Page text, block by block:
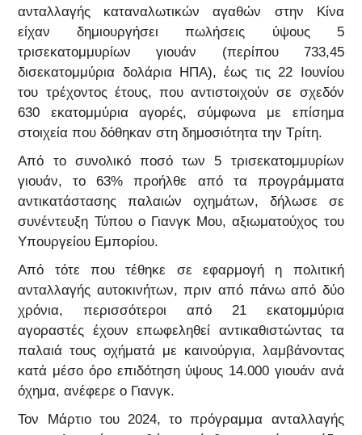
ανταλλαγής καταναλωτικών αγαθών στην Κίνα
είχαν δημιουργήσει πωλήσεις ύψους 5
τρισεκατομμυρίων γιουάν (περίπου 733,45
δισεκατομμύρια δολάρια ΗΠΑ), έως τις 22 Ιουνίου
του τρέχοντος έτους, που αντιστοιχούν σε σχεδόν
630 εκατομμύρια αγορές, σύμφωνα με επίσημα
στοιχεία που δόθηκαν στη δημοσιότητα την Τρίτη.
Από το συνολικό ποσό των 5 τρισεκατομμυρίων
γιουάν, το 63% προήλθε από τα προγράμματα
αντικατάστασης παλαιών οχημάτων, δήλωσε σε
συνέντευξη Τύπου ο Γιανγκ Μου, αξιωματούχος του
Υπουργείου Εμπορίου.
Από τότε που τέθηκε σε εφαρμογή η πολιτική
ανταλλαγής αυτοκινήτων, πριν από πάνω από δύο
χρόνια, περισσότεροι από 21 εκατομμύρια
αγοραστές έχουν επωφεληθεί αντικαθιστώντας τα
παλαιά τους οχήματά με καινούργια, λαμβάνοντας
κατά μέσο όρο επιδότηση ύψους 14.000 γιουάν ανά
όχημα, ανέφερε ο Γιανγκ.
Τον Μάρτιο του 2024, το πρόγραμμα ανταλλαγής